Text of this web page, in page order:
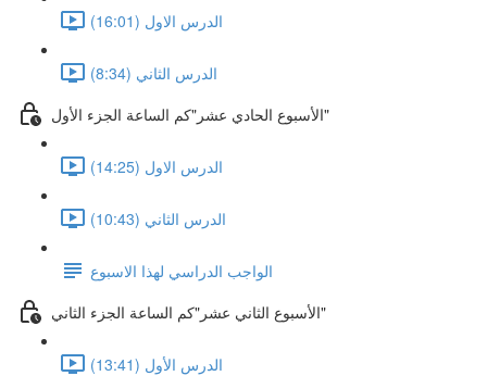
الدرس الاول (16:01)
الدرس الثاني (8:34)
الأسبوع الحادي عشر"كم الساعة الجزء الأول"
الدرس الاول (14:25)
الدرس الثاني (10:43)
الواجب الدراسي لهذا الاسبوع
الأسبوع الثاني عشر"كم الساعة الجزء الثاني"
الدرس الأول (13:41)